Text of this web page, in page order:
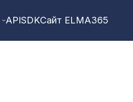
APISDKСайт ELMA365